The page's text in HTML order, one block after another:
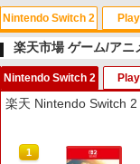
Nintendo Switch 2
1
1
1
1
楽天市場 ゲーム/アニ
Nintendo Switch 2
楽天 Nintendo Switch
1